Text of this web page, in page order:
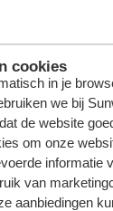
cookies
in je
we bij
de website
om onze
informatie
van
aanbiedingen